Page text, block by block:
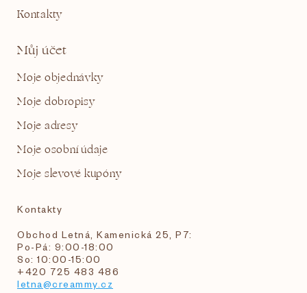
Kontakty
Můj účet
Moje objednávky
Moje dobropisy
Moje adresy
Moje osobní údaje
Moje slevové kupóny
Kontakty
Obchod Letná, Kamenická 25, P7:
Po-Pá: 9:00-18:00
So: 10:00-15:00
+420 725 483 486
letna@creammy.cz